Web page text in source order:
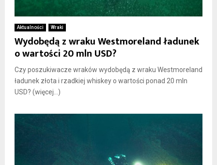
Aktualności Wraki
Wydobędą z wraku Westmoreland ładunek
o wartości 20 mln USD?
Czy poszukiwacze wraków wydobędą z wraku Westmoreland
ładunek złota i rzadkiej whiskey o wartości ponad 20 mln
USD? (więcej…)